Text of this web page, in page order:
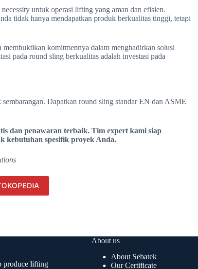
untuk operasi lifting yang aman dan efisien.
tidak hanya mendapatkan produk berkualitas tinggi, tetapi
membuktikan komitmennya dalam menghadirkan solusi
pada round sling berkualitas adalah investasi pada
Dapatkan round sling standar EN dan ASME
dan penawaran terbaik. Tim expert kami siap
kebutuhan spesifik proyek Anda.
produce lifting
About us
About Sebatek
Our Certificate